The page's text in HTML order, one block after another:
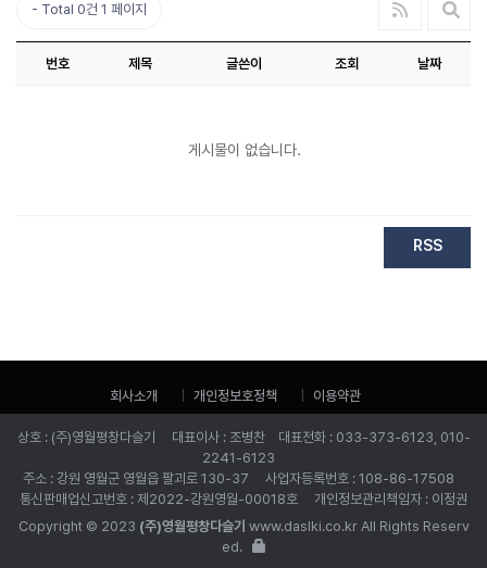
Total 0건 1 페이지
번호 제목 글쓴이 조회 날짜
게시물이 없습니다.
RSS
회사소개 개인정보호정책 이용약관
상호 : (주)영월평창다슬기 대표이사 : 조병찬 대표전화 : 033-373-6123, 010-
2241-6123
주소 : 강원 영월군 영월읍 팔괴로 130-37 사업자등록번호 : 108-86-17508
통신판매업신고번호 : 제2022-강원영월-00018호 개인정보관리책임자 : 이정권
Copyright © 2023 (주)영월평창다슬기 www.daslki.co.kr All Rights Reserv
ed.